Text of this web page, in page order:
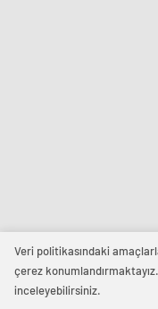
Veri politikasındaki
çerez
inceleyebilirsiniz.